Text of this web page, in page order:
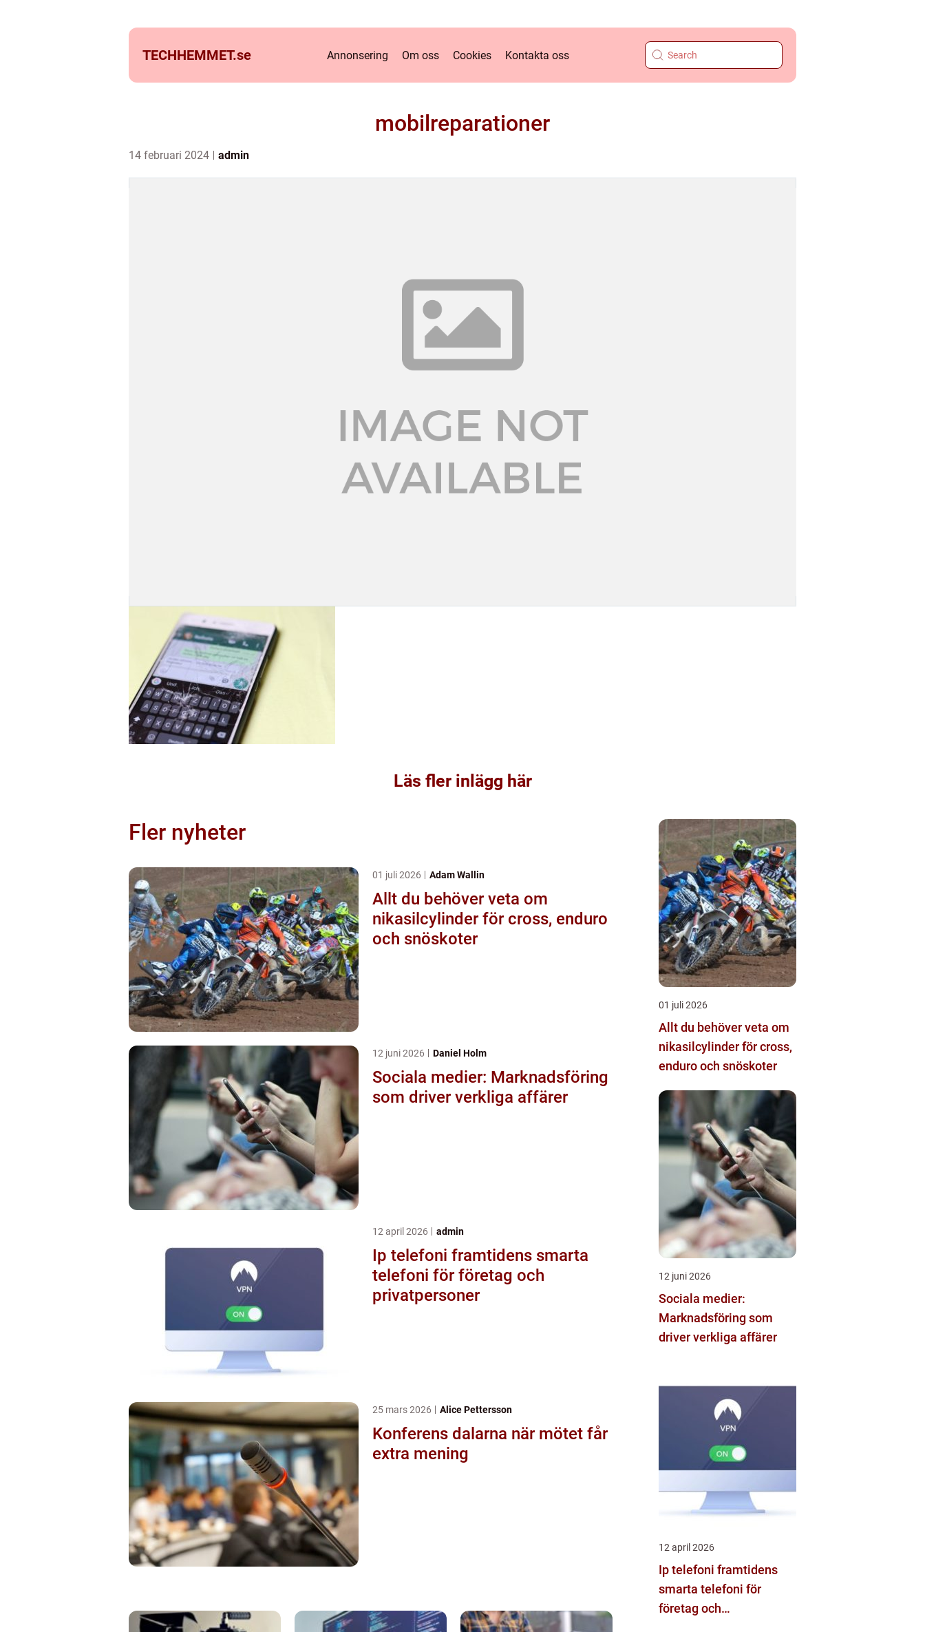
TECHHEMMET.se Annonsering Om oss Cookies Kontakta oss
mobilreparationer
14 februari 2024 admin
Läs fler inlägg här
Fler nyheter
01 juli 2026 Adam Wallin
Allt du behöver veta om
nikasilcylinder för cross, enduro
och snöskoter
12 juni 2026 Daniel Holm
Sociala medier: Marknadsföring
som driver verkliga affärer
12 april 2026 admin
Ip telefoni framtidens smarta
telefoni för företag och
privatpersoner
25 mars 2026 Alice Pettersson
Konferens dalarna när mötet får
extra mening
01 juli 2026
Allt du behöver veta om
nikasilcylinder för cross,
enduro och snöskoter
12 juni 2026
Sociala medier:
Marknadsföring som
driver verkliga affärer
12 april 2026
Ip telefoni framtidens
smarta telefoni för
företag och